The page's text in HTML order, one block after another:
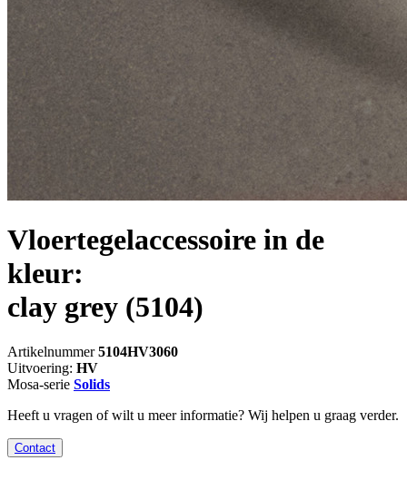
Vloertegelaccessoire in de
kleur:
clay grey (5104)
Artikelnummer5104HV3060
Uitvoering: HV
Mosa-serie Solids
Heeft u vragen of wilt u meer informatie? Wij helpen u graag verder.
Contact